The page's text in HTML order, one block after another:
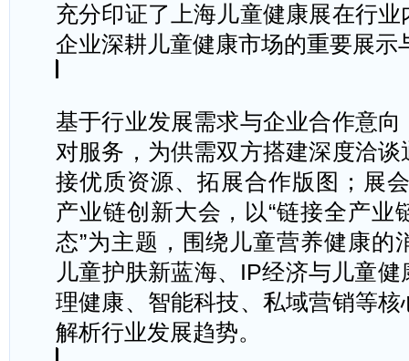
充分印证了上海儿童健康展在行
企业深耕儿童健康市场的重要展示
基于行业发展需求与企业合作意
对服务，为供需双方搭建深度洽
接优质资源、拓展合作版图；展
产业链创新大会，以“链接全产业
态”为主题，围绕儿童营养健康的
儿童护肤新蓝海、IP经济与儿童
理健康、智能科技、私域营销等
解析行业发展趋势。